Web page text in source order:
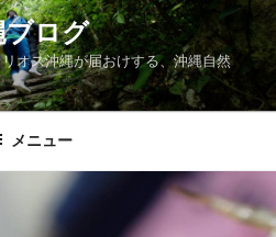
ブログ
オス沖縄が届おけする、沖縄自然
メニュー